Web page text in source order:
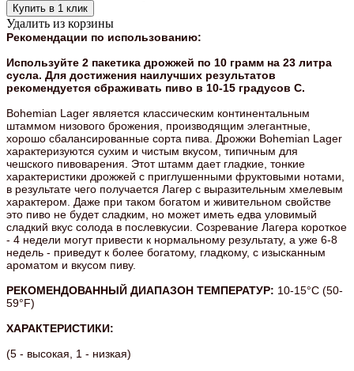
Купить в 1 клик
Удалить из корзины
Рекомендации по использованию:
Используйте 2 пакетика дрожжей по 10 грамм на 23 литра
сусла. Для достижения наилучших результатов
рекомендуется сбраживать пиво в 10-15 градусов С.
Bohemian Lager является классическим континентальным
штаммом низового брожения, производящим элегантные,
хорошо сбалансированные сорта пива. Дрожжи Bohemian Lager
характеризуются сухим и чистым вкусом, типичным для
чешского пивоварения. Этот штамм дает гладкие, тонкие
характеристики дрожжей с приглушенными фруктовыми нотами,
в результате чего получается Лагер с выразительным хмелевым
характером. Даже при таком богатом и живительном свойстве
это пиво не будет сладким, но может иметь едва уловимый
сладкий вкус солода в послевкусии. Созревание Лагера короткое
- 4 недели могут привести к нормальному результату, а уже 6-8
недель - приведут к более богатому, гладкому, с изысканным
ароматом и вкусом пиву.
РЕКОМЕНДОВАННЫЙ ДИАПАЗОН ТЕМПЕРАТУР: 10-15°C (50-
59°F)
ХАРАКТЕРИСТИКИ:
(5 - высокая, 1 - низкая)